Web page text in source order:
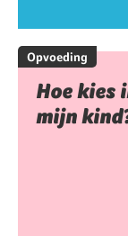
Opvoeding
Hoe kies
mijn